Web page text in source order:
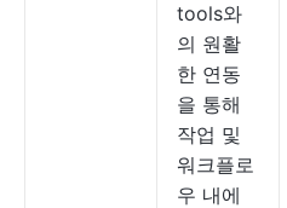
tools와
의 원활
한 연동
을 통해
작업 및
워크플로
우 내에